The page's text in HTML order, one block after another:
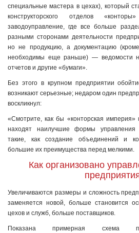
специальные мастера в цехах), который
конструкторского отделов
заводоуправление, где все больше
разными сторонами деятельности
но не продукцию, а документацию
необходимы еще раньше) — ведомости
отчетов и другие «бумаги».
Без этого в крупном предприятии
возникают серьезные; недаром один
воскликнул:
«Смотрите, как бы «конторская империя»
находят наилучшие формы управления
такие, как создание объединений и
большие их преимущества перед мелкими.
Как организовано
Увеличиваются размеры и сложность
заменяется новой, больше становится
цехов и служб, больше поставщиков.
Показана примерная схема